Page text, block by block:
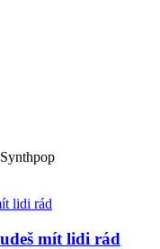
mít lidi rád